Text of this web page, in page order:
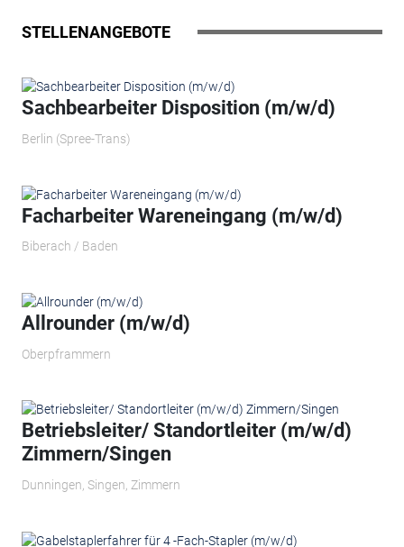
STELLENANGEBOTE
Sachbearbeiter Disposition (m/w/d)
Berlin (Spree-Trans)
Facharbeiter Wareneingang (m/w/d)
Biberach / Baden
Allrounder (m/w/d)
Oberpframmern
Betriebsleiter/ Standortleiter (m/w/d)
Zimmern/Singen
Dunningen, Singen, Zimmern